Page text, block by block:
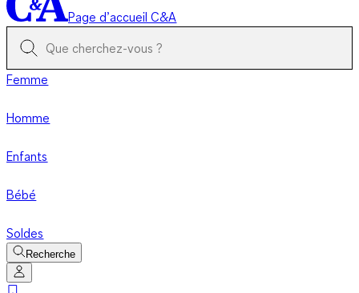
Page d’accueil C&A
Femme
Homme
Enfants
Bébé
Soldes
Recherche